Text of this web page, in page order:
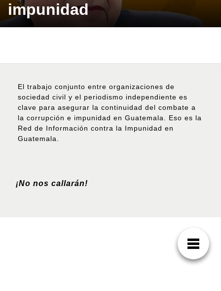
impunidad
El trabajo conjunto entre organizaciones de
sociedad civil y el periodismo independiente es
clave para asegurar la continuidad del combate a
la corrupción e impunidad en Guatemala. Eso es la
Red de Información contra la Impunidad en
Guatemala.
¡No nos callarán!